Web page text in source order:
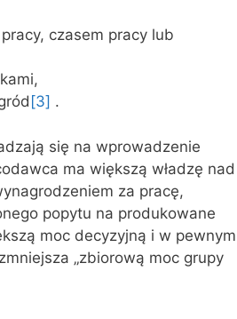
czasem pracy lub
[3] .
się na wprowadzenie
ma większą władzę nad
za pracę,
popytu na produkowane
moc decyzyjną i w pewnym
„zbiorową moc grupy